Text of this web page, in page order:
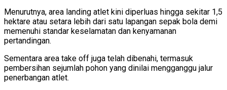
Menurutnya, area landing atlet kini diperluas hingga sekitar 1,5
hektare atau setara lebih dari satu lapangan sepak bola demi
memenuhi standar keselamatan dan kenyamanan
pertandingan.
Sementara area take off juga telah dibenahi, termasuk
pembersihan sejumlah pohon yang dinilai mengganggu jalur
penerbangan atlet.